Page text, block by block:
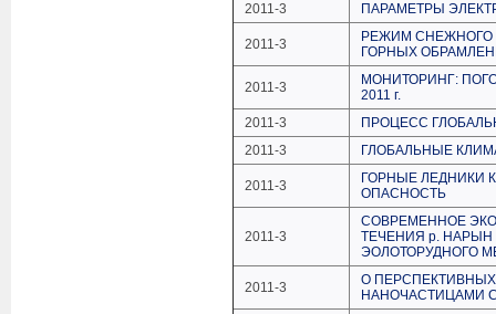
2011-3
ПАРАМЕТРЫ
2011-3
РЕЖИМ СНЕЖНОГО
ГОРНЫХ
2011-3
МОНИТОРИНГ:
2011 г.
2011-3
ПРОЦЕСС
2011-3
ГЛОБАЛЬНЫЕ
2011-3
ГОРНЫЕ ЛЕДНИКИ
ОПАСНОСТЬ
2011-3
СОВРЕМЕННОЕ
ТЕЧЕНИЯ р.
ЭОЛОТОРУДНОГО
2011-3
О
НАНОЧАСТИЦАМИ